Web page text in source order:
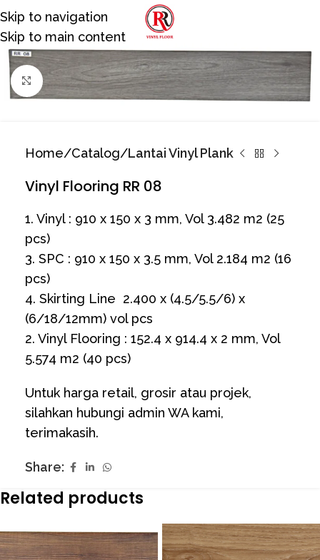
Skip to navigation
Skip to main content
Click to enlarge
Home Catalog Lantai Vinyl Plank
Vinyl Flooring RR 08
1. Vinyl : 910 x 150 x 3 mm, Vol 3.482 m2 (25
pcs)
3. SPC : 910 x 150 x 3.5 mm, Vol 2.184 m2 (16
pcs)
4. Skirting Line 2.400 x (4.5/5.5/6) x
(6/18/12mm) vol pcs
2. Vinyl Flooring : 152.4 x 914.4 x 2 mm, Vol
5.574 m2 (40 pcs)
Untuk harga retail, grosir atau projek,
silahkan hubungi admin WA kami,
terimakasih.
Share:
Related products